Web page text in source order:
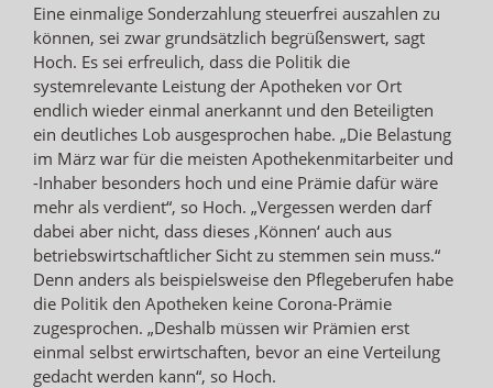
Eine einmalige Sonderzahlung steuerfrei auszahlen zu
können, sei zwar grundsätzlich begrüßenswert, sagt
Hoch. Es sei erfreulich, dass die Politik die
systemrelevante Leistung der Apotheken vor Ort
endlich wieder einmal anerkannt und den Beteiligten
ein deutliches Lob ausgesprochen habe. „Die Belastung
im März war für die meisten Apothekenmitarbeiter und
-Inhaber besonders hoch und eine Prämie dafür wäre
mehr als verdient“, so Hoch. „Vergessen werden darf
dabei aber nicht, dass dieses ‚Können‘ auch aus
betriebswirtschaftlicher Sicht zu stemmen sein muss.“
Denn anders als beispielsweise den Pflegeberufen habe
die Politik den Apotheken keine Corona-Prämie
zugesprochen. „Deshalb müssen wir Prämien erst
einmal selbst erwirtschaften, bevor an eine Verteilung
gedacht werden kann“, so Hoch.